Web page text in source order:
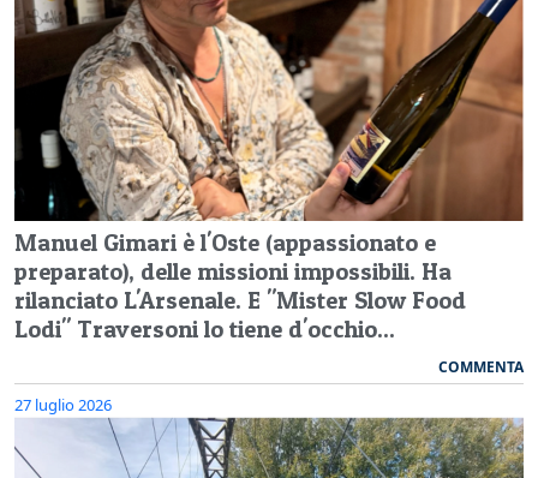
Manuel Gimari è l'Oste (appassionato e
preparato), delle missioni impossibili. Ha
rilanciato L'Arsenale. E "Mister Slow Food
Lodi" Traversoni lo tiene d'occhio...
COMMENTA
27 luglio 2026